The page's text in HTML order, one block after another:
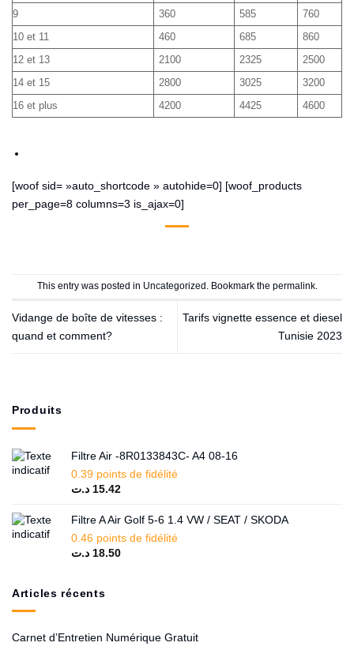
9
360 585
760
10 et 11
460 685
860
12 et 13
2100 2325
2500
14 et 15
2800 3025
3200
16 et plus
4200 4425 4600
[woof sid= »auto_shortcode » autohide=0] [woof_products
per_page=8 columns=3 is_ajax=0]
This entry was posted in Uncategorized . Bookmark the permalink.
Vidange de boîte de vitesses :
quand et comment?
Tarifs vignette essence et diesel
Tunisie 2023
Produits
Filtre Air -8R0133843C- A4 08-16
0.39 points de fidélité
15.42 د.ت
Filtre A Air Golf 5-6 1.4 VW / SEAT / SKODA
0.46 points de fidélité
18.50 د.ت
Articles récents
Carnet d’Entretien Numérique Gratuit